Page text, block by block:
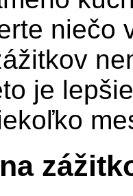
niečo
je